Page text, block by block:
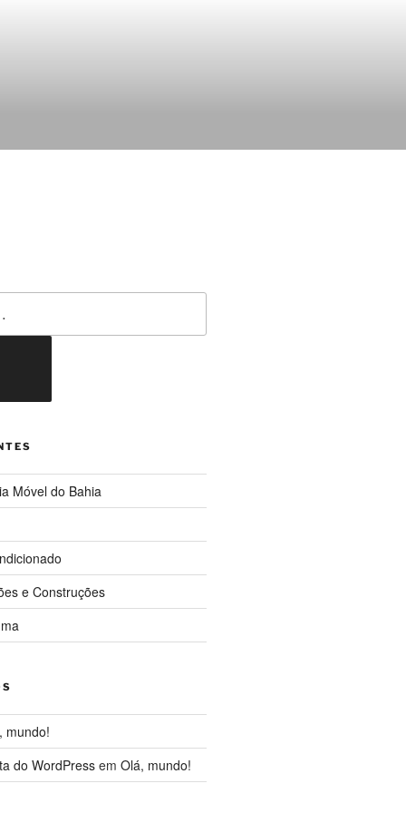
Móvel do Bahia
e Construções
mundo!
do WordPressem Olá, mundo!